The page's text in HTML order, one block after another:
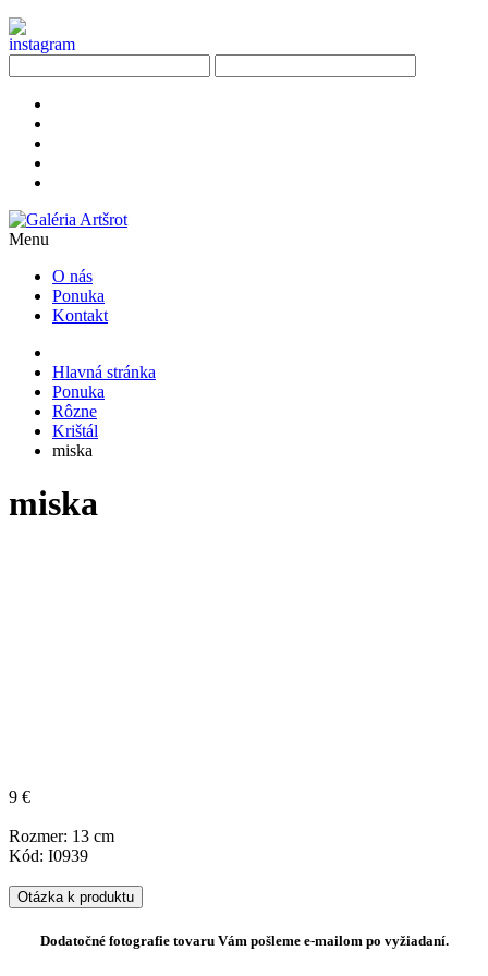
Menu
O nás
Ponuka
Kontakt
Hlavná stránka
Ponuka
Rôzne
Krištál
miska
miska
9 €
Rozmer: 13 cm
Kód: I0939
Otázka k produktu
Dodatočné fotografie tovaru Vám pošleme e-mailom po vyžiadaní.